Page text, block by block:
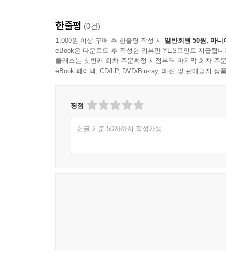
한줄평 (0건)
1,000원 이상 구매 후 한줄평 작성 시 일반회원 50원, 마니
eBook은 다운로드 후 작성한 리뷰만 YES포인트 지급됩니
클래스는 첫번째 회차 주문확정 시점부터 마지막 회차 주
eBook 페이백, CD/LP, DVD/Blu-ray, 패션 및 판매금지 상
평점
한글 기준 50자까지 작성가능